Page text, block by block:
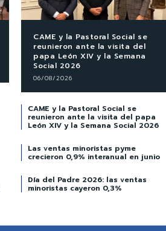
CAME y la Pastoral Social se
reunieron ante la visita del
papa León XIV y la Semana
Social 2026
06/08/2026
CAME y la Pastoral Social se
reunieron ante la visita del papa
León XIV y la Semana Social 2026
Las ventas minoristas pyme
crecieron 0,9% interanual en junio
Día del Padre 2026: las ventas
minoristas cayeron 0,3%